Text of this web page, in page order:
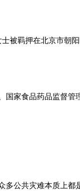
被羁押在北京市
家食品药品监督
公共灾难本质上